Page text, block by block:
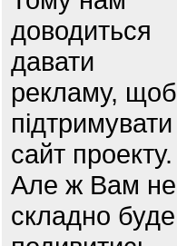
доводиться
давати
рекламу, щоб
підтримувати
сайт проекту.
Але ж Вам не
складно буде